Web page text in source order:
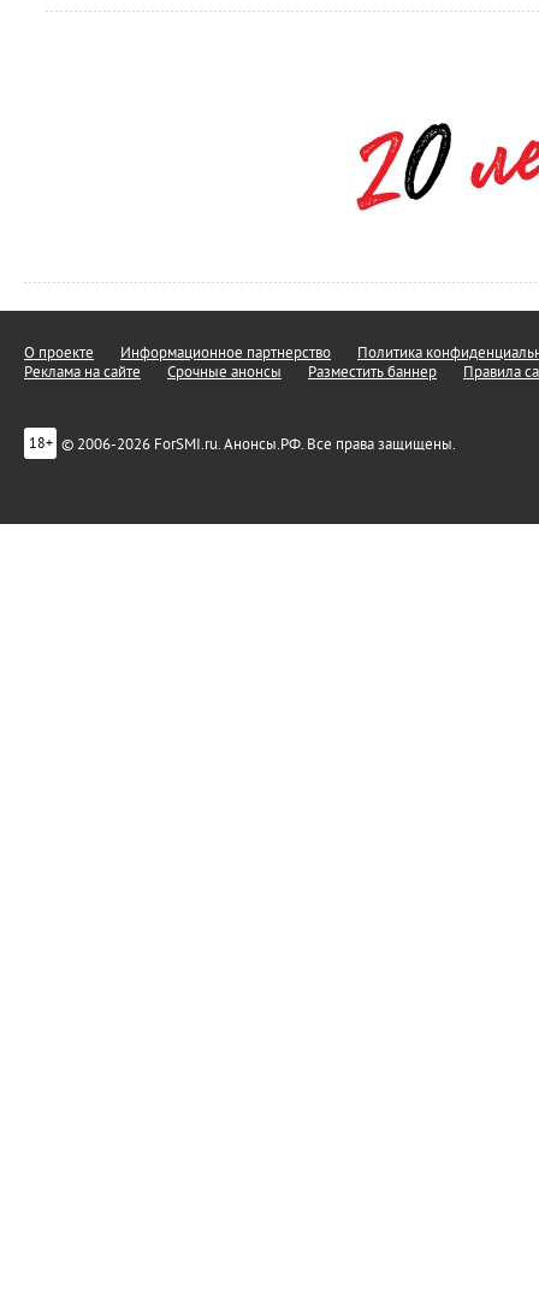
О проекте Информационное партнерство
Политика
Реклама на сайте
Срочные анонсы Разместить баннер Правила
18+ © 2006-2026 ForSMI.ru. Анонсы.РФ. Все права защищены.